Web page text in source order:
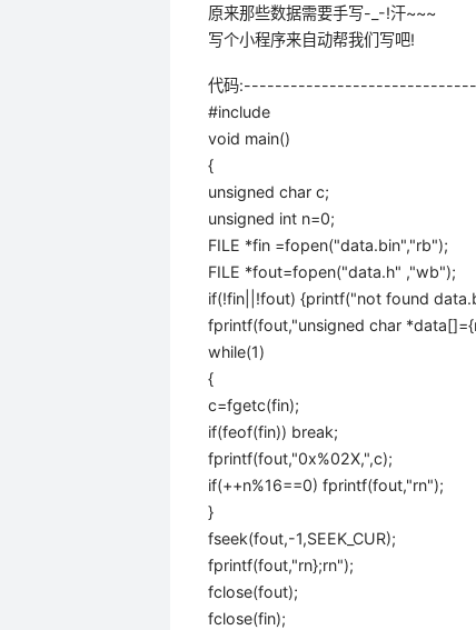
原来那些数据需要手写-_-!汗~~~
写个小程序来自动帮我们写吧!
代码
#include
void main()
{
unsigned char c;
unsigned int n=0;
FILE *fin =fopen("data.bin","rb");
FILE *fout=fopen("data.h" ,"wb");
if(!fin||!fout) {printf("not found
fprintf(fout,"unsigned char
while(1)
{
c=fgetc(fin);
if(feof(fin)) break;
fprintf(fout,"0x%02X,",c);
if(++n%16==0) fprintf(fout,"rn");
}
fseek(fout,-1,SEEK_CUR);
fprintf(fout,"rn};rn");
fclose(fout);
fclose(fin);